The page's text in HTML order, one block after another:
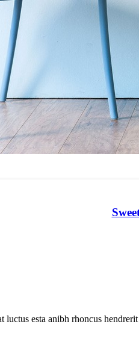
luctus esta anibh rhoncus